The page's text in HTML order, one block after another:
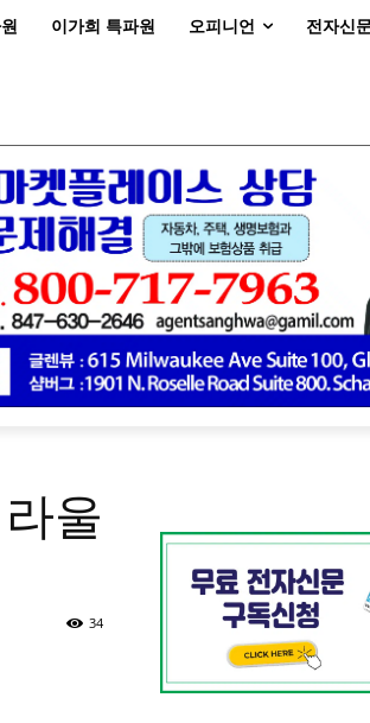
이가희 특파원 오피니언 전자신
울
34